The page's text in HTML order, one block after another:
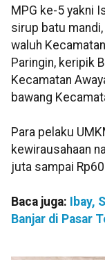
MPG ke-5 yakni
sirup batu
waluh
Paringin, keripik
Kecamatan
bawang
Para pelaku
kewirausahaan
juta sampai
Baca juga:
Ibay,
Banjar di Pasar